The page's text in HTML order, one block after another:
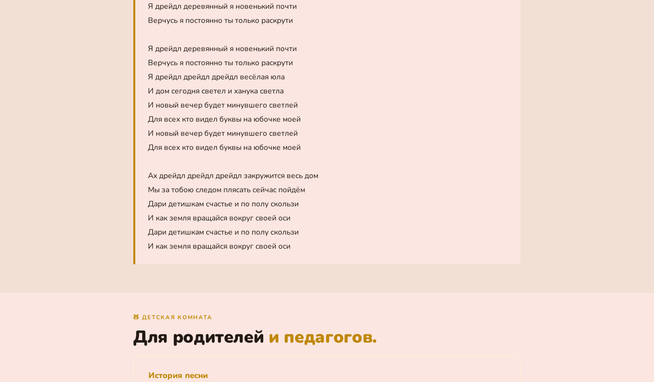
Я дрейдл деревянный я новенький почти
Верчусь я постоянно ты только раскрути
Я дрейдл деревянный я новенький почти
Верчусь я постоянно ты только раскрути
Я дрейдл дрейдл дрейдл весёлая юла
И дом сегодня светел и ханука светла
И новый вечер будет минувшего светлей
Для всех кто видел буквы на юбочке моей
И новый вечер будет минувшего светлей
Для всех кто видел буквы на юбочке моей
Ах дрейдл дрейдл дрейдл закружится весь дом
Мы за тобою следом плясать сейчас пойдём
Дари детишкам счастье и по полу скользи
И как земля вращайся вокруг своей оси
Дари детишкам счастье и по полу скользи
И как земля вращайся вокруг своей оси
🧸 ДЕТСКАЯ КОМНАТА
Для родителей и педагогов.
История песни